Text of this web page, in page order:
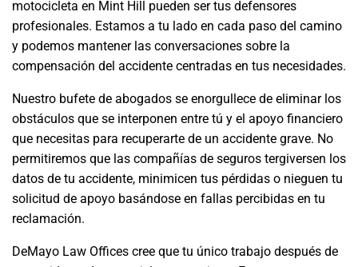
motocicleta en Mint Hill pueden ser tus defensores
profesionales. Estamos a tu lado en cada paso del camino
y podemos mantener las conversaciones sobre la
compensación del accidente centradas en tus necesidades.
Nuestro bufete de abogados se enorgullece de eliminar los
obstáculos que se interponen entre tú y el apoyo financiero
que necesitas para recuperarte de un accidente grave. No
permitiremos que las compañías de seguros tergiversen los
datos de tu accidente, minimicen tus pérdidas o nieguen tu
solicitud de apoyo basándose en fallas percibidas en tu
reclamación.
DeMayo Law Offices cree que tu único trabajo después de